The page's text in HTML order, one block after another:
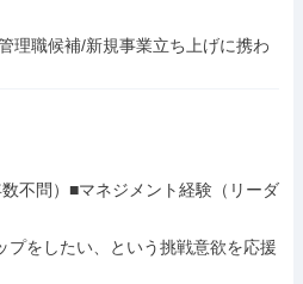
理職候補/新規事業立ち上げに携わ
数不問）■マネジメント経験（リーダ
をしたい、という挑戦意欲を応援